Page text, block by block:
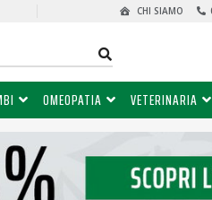
CHI SIAMO
OMEOPATIA VETERINARIA